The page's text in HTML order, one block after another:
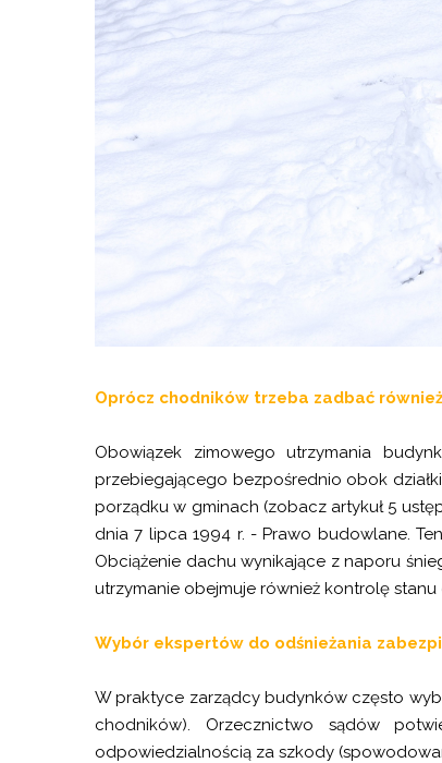
Oprócz chodników trzeba zadbać
Obowiązek zimowego utrzymania
przebiegającego bezpośrednio obok
porządku w gminach (zobacz artykuł 5
dnia 7 lipca 1994 r. - Prawo budowlane.
Obciążenie dachu wynikające z naporu
utrzymanie obejmuje również kontrolę
Wybór ekspertów do odśnieżania
W praktyce zarządcy budynków często
chodników). Orzecznictwo sądów
odpowiedzialnością za szkody